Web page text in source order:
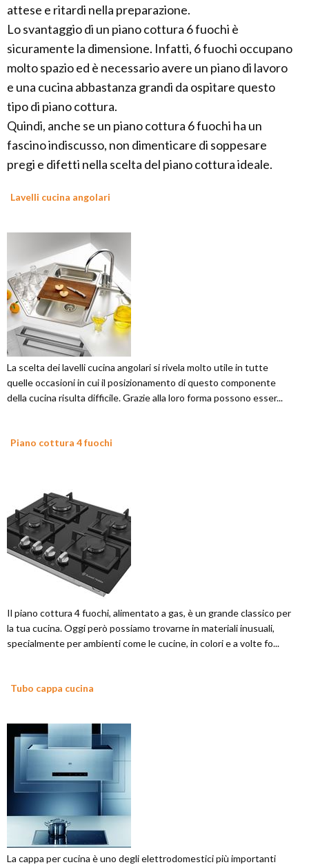
attese e ritardi nella preparazione.
Lo svantaggio di un piano cottura 6 fuochi è
sicuramente la dimensione. Infatti, 6 fuochi occupano
molto spazio ed è necessario avere un piano di lavoro
e una cucina abbastanza grandi da ospitare questo
tipo di piano cottura.
Quindi, anche se un piano cottura 6 fuochi ha un
fascino indiscusso, non dimenticare di soppesare
pregi e difetti nella scelta del piano cottura ideale.
Lavelli cucina angolari
La scelta dei lavelli cucina angolari si rivela molto utile in tutte
quelle occasioni in cui il posizionamento di questo componente
della cucina risulta difficile. Grazie alla loro forma possono esser...
Piano cottura 4 fuochi
Il piano cottura 4 fuochi, alimentato a gas, è un grande classico per
la tua cucina. Oggi però possiamo trovarne in materiali inusuali,
specialmente per ambienti come le cucine, in colori e a volte fo...
Tubo cappa cucina
La cappa per cucina è uno degli elettrodomestici più importanti